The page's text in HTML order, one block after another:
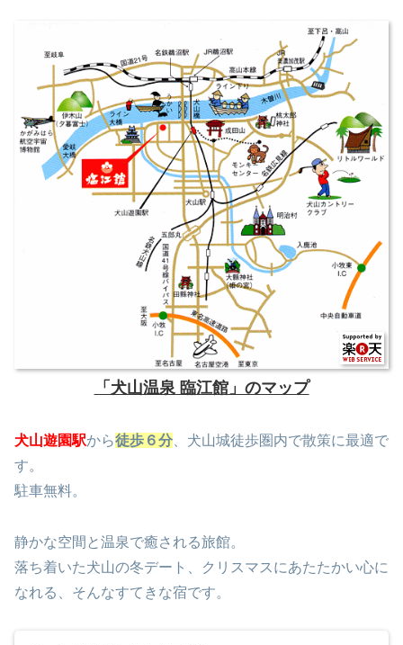
「犬山温泉 臨江館」のマップ
犬山遊園駅から徒歩６分 、犬山城徒歩圏内で散策に最適で
す。
駐車無料。
静かな空間と温泉で癒される旅館。
落ち着いた犬山の冬デート、クリスマスにあたたかい心に
なれる、そんなすてきな宿です。